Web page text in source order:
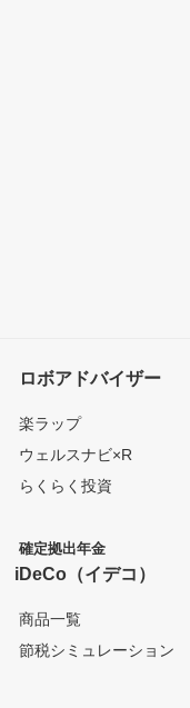
ロボアドバイザー
楽ラップ
ウェルスナビ×R
らくらく投資
確定拠出年金
iDeCo（イデコ）
商品一覧
節税シミュレーション